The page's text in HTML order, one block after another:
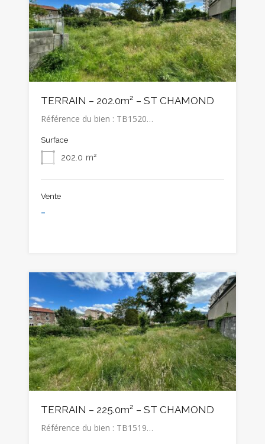
TERRAIN – 202.0m² – ST CHAMOND
Référence du bien : TB1520…
Surface
202.0 m²
Vente
-
TERRAIN – 225.0m² – ST CHAMOND
Référence du bien : TB1519…